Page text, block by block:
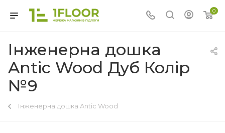
0
Інженерна дошка
Antic Wood Дуб Колір
№9
Інженерна дошка Antic Wood